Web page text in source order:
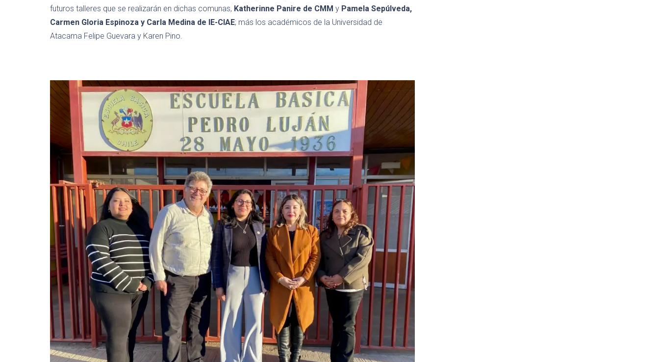
futuros talleres que se realizarán en dichas comunas, Katherinne Panire de CMM y Pamela Sepúlveda,
Carmen Gloria Espinoza y Carla Medina de IE-CIAE; más los académicos de la Universidad de
Atacama Felipe Guevara y Karen Pino.